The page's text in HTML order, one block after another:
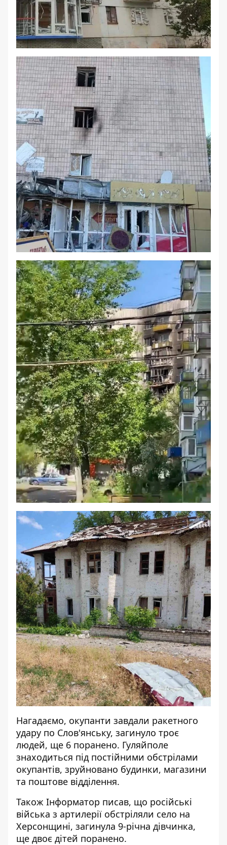
Нагадаємо, окупанти завдали ракетного
удару по Слов'янську, загинуло троє
людей, ще 6 поранено. Гуляйполе
знаходиться під постійними обстрілами
окупантів, зруйновано будинки, магазини
та поштове відділення.
Також Інформатор писав, що російські
війська з артилерії обстріляли село на
Херсонщині, загинула 9-річна дівчинка,
ще двоє дітей поранено.